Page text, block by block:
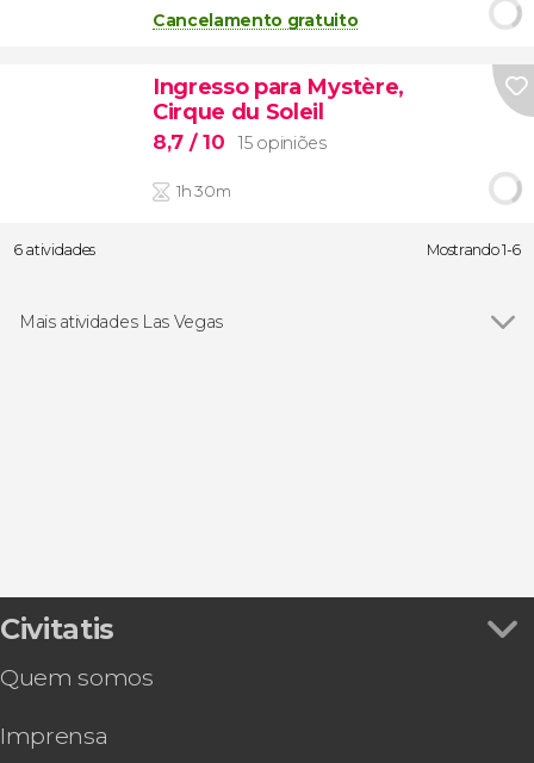
Cancelamento gratuito
Ingresso para Mystère,
Cirque du Soleil
8,7 / 10 15 opiniões
1h 30m
6 atividades Mostrando 1-6
Mais atividades Las Vegas
Civitatis
Quem somos
Imprensa